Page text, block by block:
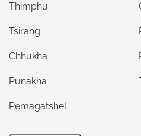
Thimphu
Tsirang
Chhukha
Punakha
Pemagatshel